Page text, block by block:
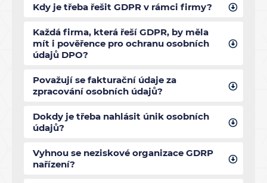
Kdy je třeba řešit GDPR v rámci firmy?
Každá firma, která řeší GDPR, by měla
mít i pověřence pro ochranu osobních
údajů DPO?
Považují se fakturační údaje za
zpracování osobních údajů?
Dokdy je třeba nahlásit únik osobních
údajů?
Vyhnou se neziskové organizace GDRP
nařízení?